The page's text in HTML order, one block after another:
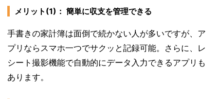
メリット(1)： 簡単に収支を管理できる
手書きの家計簿は面倒で続かない人が多いですが、ア
プリならスマホ一つでサクッと記録可能。さらに、レ
シート撮影機能で自動的にデータ入力できるアプリも
あります。